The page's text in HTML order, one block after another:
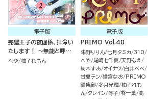
電子版
完璧王子の夜伽係、拝命い
たします！ ～無能と呼ば
れた羊数え姫は甘い日々に
へや 柚子れもん
電子版
PRIMO Vol.48
朱野りりん 七月タミカ 310
へや 尾崎七千夏 天野なえ
紡木すあ オイナツ 白井べべ
甘夏テン 猫宮なお
PRIMO
編集部 冬月光輝 柚子れも
ん クレイン 琴子 柊一葉 高